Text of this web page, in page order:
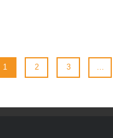
1 2 3 …